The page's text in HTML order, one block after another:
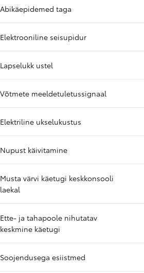
Abikäepidemed taga
Elektrooniline seisupidur
Lapselukk ustel
Võtmete meeldetuletussignaal
Elektriline ukselukustus
Nupust käivitamine
Musta värvi käetugi keskkonsooli
laekal
Ette- ja tahapoole nihutatav
keskmine käetugi
Soojendusega esiistmed